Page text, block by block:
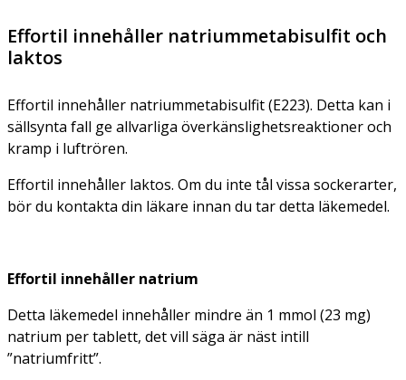
Effortil innehåller natriummetabisulfit och
laktos
Effortil innehåller natriummetabisulfit (E223). Detta kan i
sällsynta fall ge allvarliga överkänslighetsreaktioner och
kramp i luftrören.
Effortil innehåller laktos. Om du inte tål vissa sockerarter,
bör du kontakta din läkare innan du tar detta läkemedel.
Effortil innehåller natrium
Detta läkemedel innehåller mindre än 1 mmol (23 mg)
natrium per tablett, det vill säga är näst intill
”natriumfritt”.